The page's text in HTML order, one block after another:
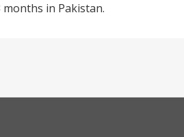
in Pakistan.